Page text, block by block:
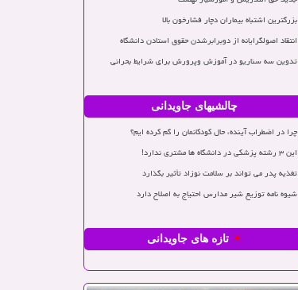
بزرگترین اشتباه بیماران دچار فشارخون بالا
انتقاد اصولگرایانه از دوبرابرشدن حقوق استادن دانشگاه
تدوین سه سناریو در آموزش وپرورش برای شرایط بحرانی
چالشیهای جاویدانی
چرا در اضطراب آینده، حال کودکانمان را گم کرده ایم؟
این ۳ رشته پزشکی در دانشگاه ها مشتری ندارد!
تغذیه پدر می تواند بر سلامت نوزاد تأثیر بگذارد
شیوه نامه توزیع شیر مدارس احتیاج به اصلاح دارد
تازه های جاویدانی